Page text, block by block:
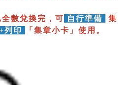
數兌換完，可 自行準備
集
列印 「集章小卡」使用。